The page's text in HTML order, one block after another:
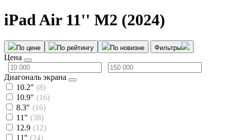
iPad Air 11'' M2 (2024)
По цене По рейтингу По новизне Фильтры
Цена
Диагональ экрана
10.2" (8)
10.9" (16)
8.3" (16)
11" (38)
12.9 (12)
11'' (24)